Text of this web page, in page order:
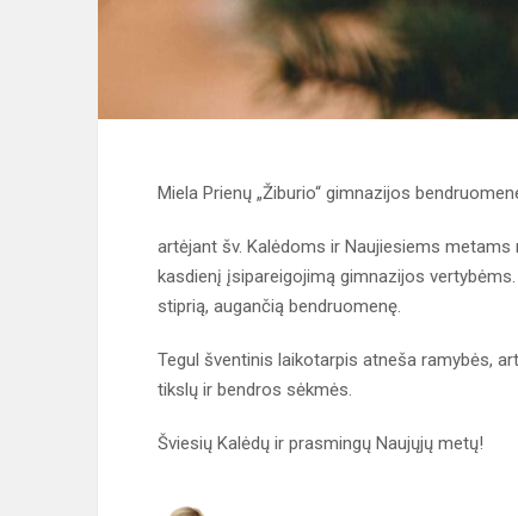
Miela Prienų „Žiburio“ gimnazijos
artėjant šv. Kalėdoms ir Naujiesiems
kasdienį įsipareigojimą gimnazijos
stiprią, augančią bendruomenę.
Tegul šventinis laikotarpis atneša ramybės,
tikslų ir bendros sėkmės.
Šviesių Kalėdų ir prasmingų Naujųjų metų!